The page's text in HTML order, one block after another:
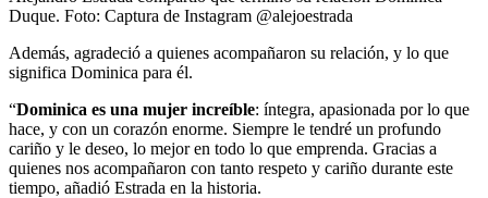
Duque. Foto: Captura de Instagram @alejoestrada
Además, agradeció a quienes acompañaron su relación, y lo que
significa Dominica para él.
“Dominica es una mujer increíble: íntegra, apasionada por lo que
hace, y con un corazón enorme. Siempre le tendré un profundo
cariño y le deseo, lo mejor en todo lo que emprenda. Gracias a
quienes nos acompañaron con tanto respeto y cariño durante este
tiempo, añadió Estrada en la historia.